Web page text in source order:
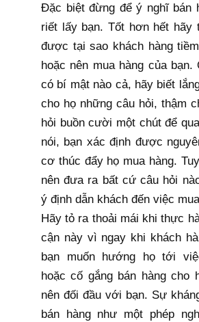
Đặc biệt đừng để ý nghĩ bán
riết lấy bạn. Tốt hơn hết hãy
được tại sao khách hàng
hoặc nên mua hàng của bạn.
có bí mật nào cả, hãy biết
cho họ những câu hỏi, thậm
hỏi buồn cười một chút để
nói, bạn xác định được
cơ thúc đẩy họ mua hàng.
nên đưa ra bất cứ câu hỏi
ý định dẫn khách đến việc
Hãy tỏ ra thoải mái khi thực
cận này vì ngay khi khách
bạn muốn hướng họ tới
hoặc cố gắng bán hàng cho
nên đối đầu với bạn. Sự
bán hàng như một phép